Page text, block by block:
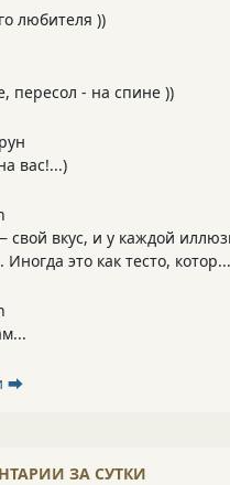
любителя ))
пересол - на спине ))
вас!...)
вкус, и у каждой
это как тесто, котор...
⮕
ЗА СУТКИ